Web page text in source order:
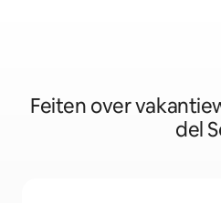
Feiten over
del